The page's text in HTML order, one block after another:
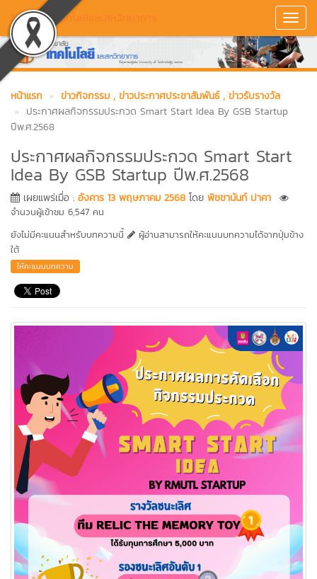
วิทยาลัยเทคโนโลยีและสหวิทยาการ
หน้าแรก ข่าวกิจกรรม , ข่าวประกาศประชาสัมพันธ์ , ข่าวรับรางวัล
ประกาศผลกิจกรรมประกวด Smart Start Idea By GSB Startup
ปีพ.ศ.2568
ประกาศผลกิจกรรมประกวด Smart Start
Idea By GSB Startup ปีพ.ศ.2568
เผยแพร่เมื่อ : อังคาร 13 พฤษภาคม 2568 โดย พิชชานันท์ ปาคา
จำนวนผู้เข้าชม 6,547 คน
ยังไม่มีคะแนนสำหรับบทความนี้
ผู้อ่านสามารถให้คะแนนบทความได้จากปุ่มข้าง
ใต้
ให้คะแนนบทความ